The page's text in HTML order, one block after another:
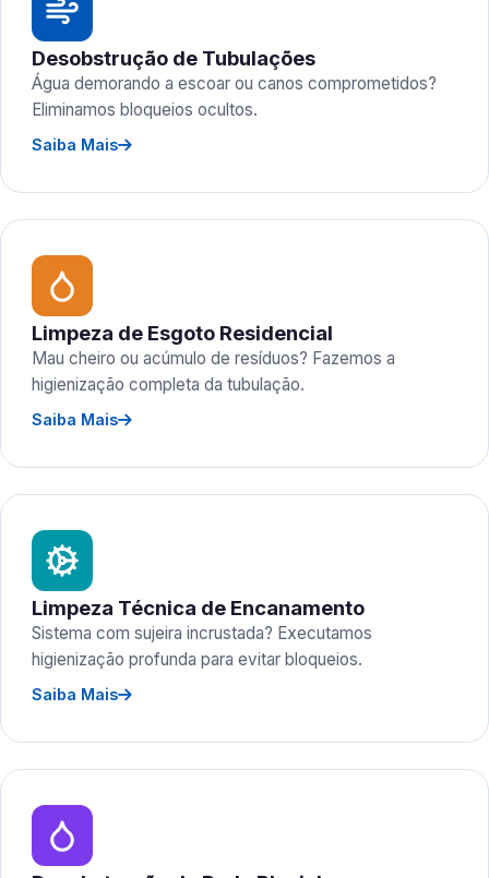
Desobstrução de Tubulações
Água demorando a escoar ou canos comprometidos?
Eliminamos bloqueios ocultos.
Saiba Mais
Limpeza de Esgoto Residencial
Mau cheiro ou acúmulo de resíduos? Fazemos a
higienização completa da tubulação.
Saiba Mais
Limpeza Técnica de Encanamento
Sistema com sujeira incrustada? Executamos
higienização profunda para evitar bloqueios.
Saiba Mais